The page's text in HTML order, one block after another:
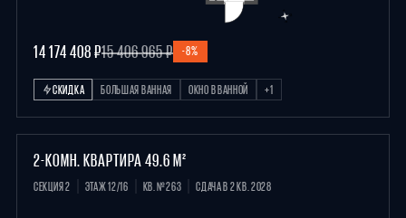
14 174 408 ₽15 406 965 ₽ -8%
СКИДКА БОЛЬШАЯ ВАННАЯ ОКНО В ВАННОЙ +1
2-КОМН. КВАРТИРА 49.6 М²
СЕКЦИЯ 2 ЭТАЖ 12/16 КВ. №263 СДАЧА В 2 КВ. 2028